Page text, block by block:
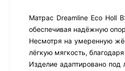
Матрас Dreamline Eco Holl
обеспечивая надёжную
Несмотря на умеренную
лёгкую мягкость,
Изделие адаптировано под